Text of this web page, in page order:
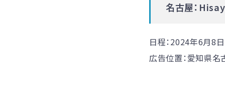
名古屋：
日程：2024年6月8日
広告位置： 愛知県名